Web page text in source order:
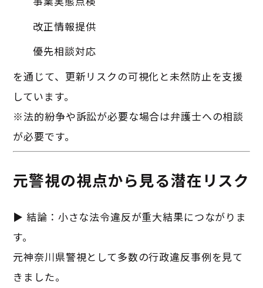
改正情報提供
優先相談対応
を通じて、更新リスクの可視化と未然防止を支援
しています。
※法的紛争や訴訟が必要な場合は弁護士への相談
が必要です。
元警視の視点から見る潜在リスク
▶ 結論：小さな法令違反が重大結果につながりま
す。
元神奈川県警視として多数の行政違反事例を見て
きました。